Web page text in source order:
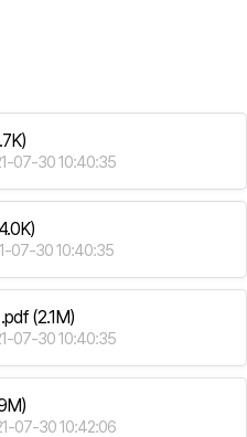
07-30 10:40:35
07-30 10:40:35
.pdf (2.1M)
07-30 10:40:35
07-30 10:42:06